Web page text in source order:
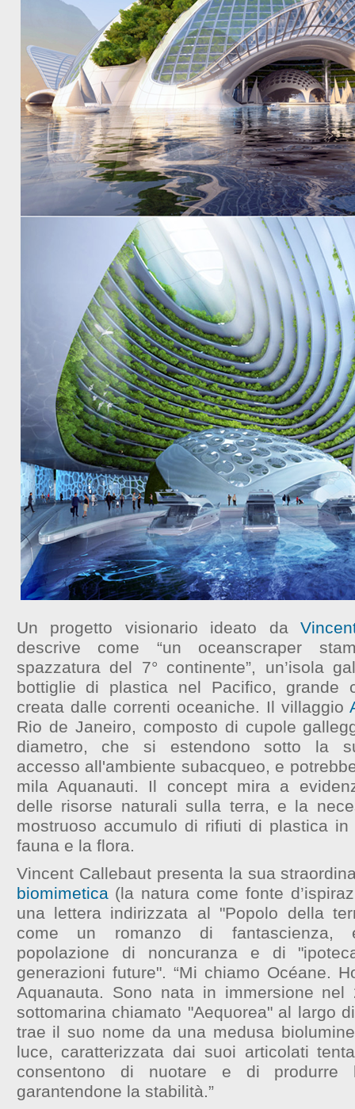
Un progetto visionario ideato da
descrive come “un oceanscraper
spazzatura del 7° continente”, un’isola
bottiglie di plastica nel Pacifico, grande
creata dalle correnti oceaniche. Il villaggio
Rio de Janeiro, composto di cupole
diametro, che si estendono sotto la
accesso all'ambiente subacqueo, e
mila Aquanauti. Il concept mira a
delle risorse naturali sulla terra, e la
mostruoso accumulo di rifiuti di plastica
fauna e la flora.
Vincent Callebaut presenta la sua
biomimetica(la natura come fonte
una lettera indirizzata al "Popolo della
come un romanzo di fantascienza,
popolazione di noncuranza e di
generazioni future". “Mi chiamo Océane.
Aquanauta. Sono nata in immersione
sottomarina chiamato "Aequorea" al largo
trae il suo nome da una medusa
luce, caratterizzata dai suoi articolati
consentono di nuotare e di produrre
garantendone la stabilità.”